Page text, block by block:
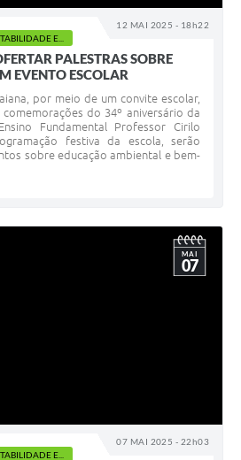
12 MAI 2025 - 18h22
E...
PALESTRAS SOBRE
EVENTO ESCOLAR
por meio de um convite escolar,
comemorações do 34º aniversário da
Fundamental Professor Cirilo
festiva da escola, serão
sobre educação ambiental e bem-
07 MAI 2025 - 22h03
MAI
07
E...